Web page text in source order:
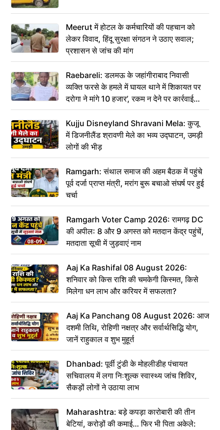
Meerut में होटल के कर्मचारियों की पहचान को
लेकर विवाद, हिंदू सुरक्षा संगठन ने उठाए सवाल;
प्रशासन से जांच की मांग
Raebareli: डलमऊ के जहांगीराबाद निवासी
व्यक्ति फरसे के हमले में घायल थाने में शिकायत पर
दरोगा ने मांगे 10 हजार’, रकम न देने पर कार्रवाई
ठंडी!
Kujju Disneyland Shravani Mela: कुजू
में डिजनीलैंड श्रावणी मेले का भव्य उद्घाटन, उमड़ी
लोगों की भीड़
Ramgarh: संथाल समाज की अहम बैठक में पहुंचे
पूर्व दर्जा प्राप्त मंत्री, मरांग बुरू बचाओ संघर्ष पर हुई
चर्चा
Ramgarh Voter Camp 2026: रामगढ़ DC
की अपील: 8 और 9 अगस्त को मतदान केंद्र पहुंचें,
मतदाता सूची में जुड़वाएं नाम
Aaj Ka Rashifal 08 August 2026:
शनिवार को किस राशि की चमकेगी किस्मत, किसे
मिलेगा धन लाभ और करियर में सफलता?
Aaj Ka Panchang 08 August 2026: आज
दशमी तिथि, रोहिणी नक्षत्र और सर्वार्थसिद्धि योग,
जानें राहुकाल व शुभ मुहूर्त
Dhanbad: पूर्वी टुंडी के मोहलीडीह पंचायत
सचिवालय में लगा निःशुल्क स्वास्थ्य जांच शिविर,
सैकड़ों लोगों ने उठाया लाभ
Maharashtra: बड़े कपड़ा कारोबारी की तीन
बेटियां, करोड़ों की कमाई… फिर भी पिता अकेले: